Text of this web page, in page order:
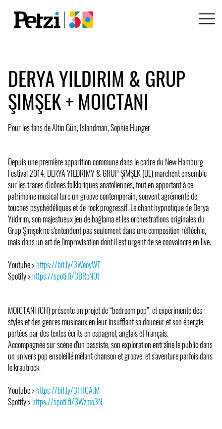
DERYA YILDIRIM & GRUP
ŞIMŞEK + MOICTANI
Pour les fans de Altin Gün, Islandman, Sophie Hunger
Depuis une première apparition commune dans le cadre du New Hamburg
Festival 2014, DERYA YILDRIMY & GRUP ŞiMŞEK (DE) marchent ensemble
sur les traces d'icônes folkloriques anatoliennes, tout en apportant à ce
patrimoine musical turc un groove contemporain, souvent agrémenté de
touches psychédéliques et de rock progressif. Le chant hypnotique de Derya
Yıldırım, son majestueux jeu de bağlama et les orchestrations originales du
Grup Şimşek ne s'entendent pas seulement dans une composition réfléchie,
mais dans un art de l'improvisation dont il est urgent de se convaincre en live.
Youtube >https://bit.ly/3WeoyWT
Spotify >https://spoti.fi/3BRcN0t
MOICTANI (CH) présente un projet de “bedroom pop”, et expérimente des
styles et des genres musicaux en leur insufflant sa douceur et son énergie,
portées par des textes écrits en espagnol, anglais et français.
Accompagnée sur scène d'un bassiste, son exploration entraîne le public dans
un univers pop ensoleillé mêlant chanson et groove, et s'aventure parfois dans
le krautrock.
Youtube >https://bit.ly/3FHCAJM
Spotify >https://spoti.fi/3Wzmo3N